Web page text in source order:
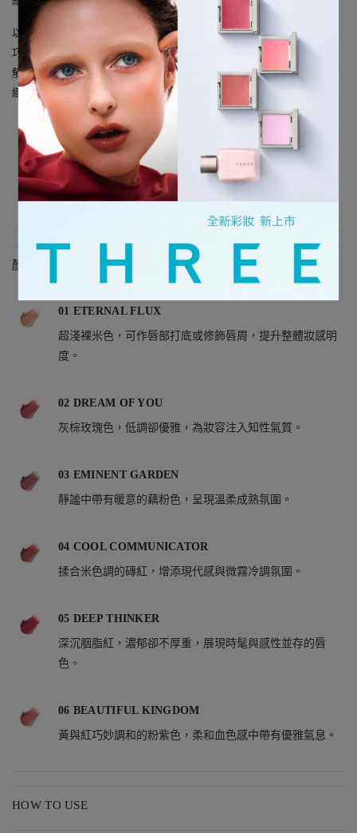
以纖細筆型設計精準描繪，一支實現唇「線筆 × 唇膏 × 打底」的輕
巧便攜唇彩誕生。
觸感滑順貼合雙唇，不厚重不卡紋。霧面質地吸收光，同時保有細
緻微光，營造立體唇形。
一支即可完成輪廓俐落、完成度高的唇妝；由中心暈染也能更隨
性自然
亦可作為唇線筆使用，自由設計唇形，描繪理想輪廓
作為唇妝打底可修飾不均，提升持色度與顯色表現
顏色/質地說明
01 ETERNAL FLUX
超淺裸米色，可作唇部打底或修飾唇周，提升整體妝感明
度。
02 DREAM OF YOU
灰棕玫瑰色，低調卻優雅，為妝容注入知性氣質。
03 EMINENT GARDEN
靜謐中帶有暖意的藕粉色，呈現溫柔成熟氛圍。
04 COOL COMMUNICATOR
揉合米色調的磚紅，增添現代感與微霧冷調氛圍。
05 DEEP THINKER
深沉胭脂紅，濃郁卻不厚重，展現時髦與感性並存的唇
色。
06 BEAUTIFUL KINGDOM
黃與紅巧妙調和的粉紫色，柔和血色感中帶有優雅氣息。
HOW TO USE